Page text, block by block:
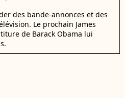
des bande-annonces et des
Le prochain James
de Barack Obama lui